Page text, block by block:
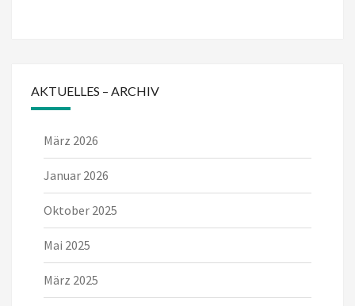
AKTUELLES – ARCHIV
März 2026
Januar 2026
Oktober 2025
Mai 2025
März 2025